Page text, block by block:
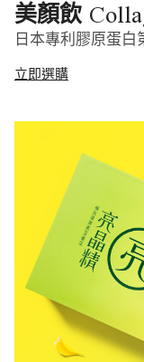
美顏飲
日本專利膠原蛋
立即選購